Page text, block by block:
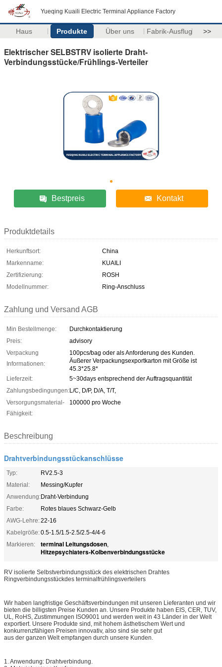
Yueqing Kuaili Electric Terminal Appliance Factory
Haus Produkte Über uns Fabrik-Ausflug >>
Elektrischer SELBSTRV isolierte Draht-
Verbindungsstücke/Frühlings-Verteiler
Bestpreis Kontakt
Produktdetails
Herkunftsort:
China
Markenname:
KUAILI
Zertifizierung:
ROSH
Modellnummer:
Ring-Anschluss
Zahlung und Versand AGB
Min Bestellmenge:
Durchkontaktierung
Preis:
advisory
Verpackung
Informationen:
100pcs/bag oder als Anforderung des Kunden.
Äußerer Verpackungsexportkarton mit Größe ist
45.3*25.8*
Lieferzeit:
5~30days entsprechend der Auftragsquantität
Zahlungsbedingungen:L/C, D/P, D/A, T/T,
Versorgungsmaterial-
Fähigkeit:
100000 pro Woche
Beschreibung
Drahtverbindungsstückanschlüsse
Typ:
RV2.5-3
Material:
Messing/Kupfer
Anwendung:Draht-Verbindung
Farbe:
Rotes blaues Schwarz-Gelb
AWG-Lehre:22-16
Kabelgröße:0.5-1.5/1.5-2.5/2.5-4/4-6
Markieren:
terminal Leitungsdosen,
Hitzepsychiaters-Kolbenverbindungsstücke
RV isolierte Selbstverbindungsstück des elektrischen Drahtes
Ringverbindungsstückdes terminalfrühlingsverteilers
Wir haben langfristige Geschäftsverbindungen mit unseren Lieferanten und wir
bieten die billigsten Preise Kunden an. Unsere Produkte haben EIS, CER, TUV,
UL, RoHS, Zustimmungen ISO9001 und werden weit in 43 Länder in der Welt
exportiert. Unsere Produkte sind, mit hohem ästhetischem Wert und
konkurrenzfähigen Preisen innovativ, also sind sie sehr gut
aus der ganzen Welt empfangen durch unsere Kunden.
1. Anwendung: Drahtverbindung.